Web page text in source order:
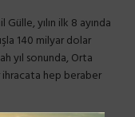
yılın ilk 8 ayında
140 milyar dolar
yıl sonunda, Orta
ihracata hep beraber